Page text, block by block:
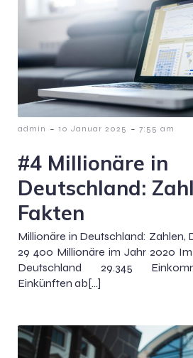
admin - 10 Januar 2025 - 7:55 am
#4 Millionäre in
Deutschland:
Fakten
Millionäre in Deutschland: Zahlen,
29 400 Millionäre im Jahr 2020
Deutschland 29.345
Einkünften ab[…]